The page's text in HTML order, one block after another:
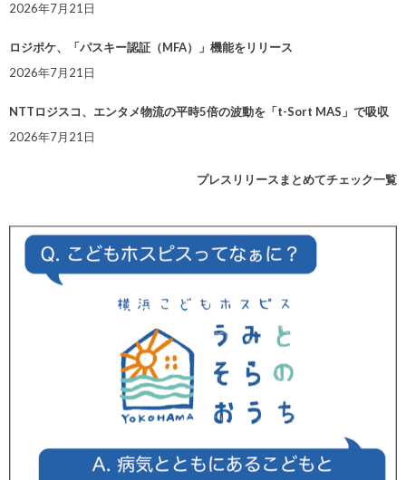
2026年7月21日
ロジポケ、「パスキー認証（MFA）」機能をリリース
2026年7月21日
NTTロジスコ、エンタメ物流の平時5倍の波動を「t-Sort MAS」で吸収
2026年7月21日
プレスリリースまとめてチェック一覧